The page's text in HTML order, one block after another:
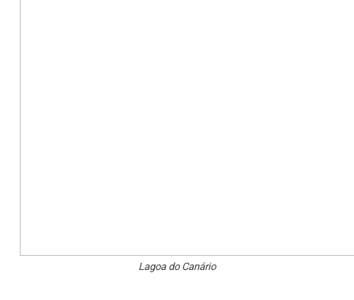
Lagoa do Canário